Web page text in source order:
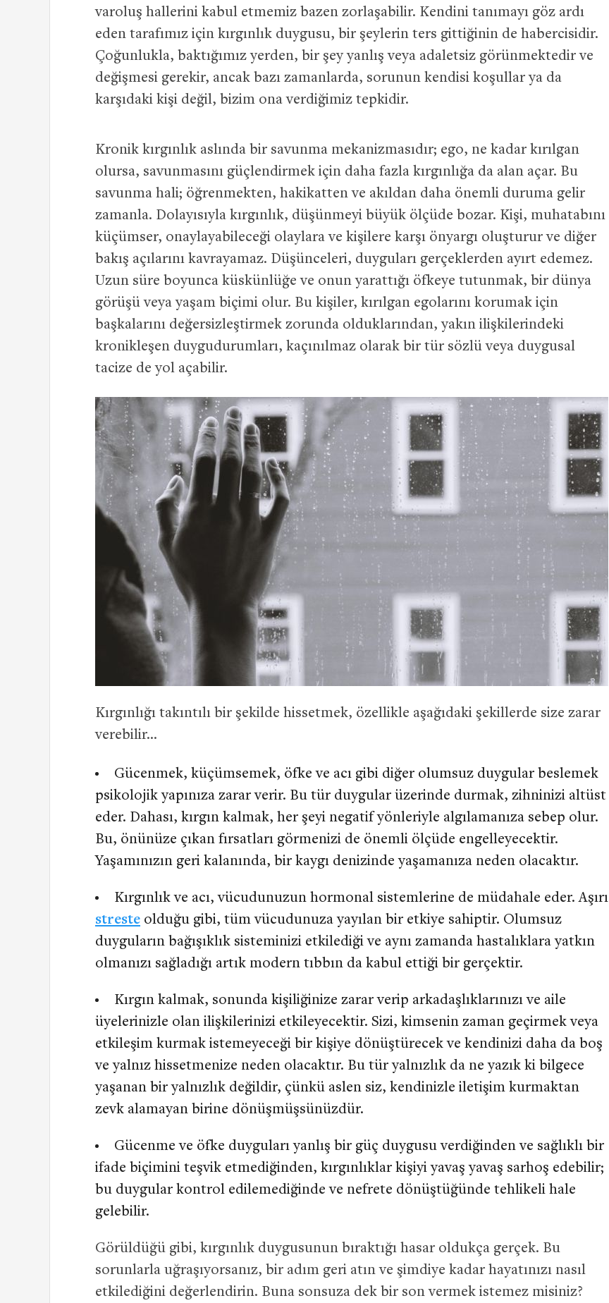
varoluş hallerini kabul etmemiz bazen zorlaşabilir. Kendini tanımayı göz ardı
eden tarafımız için kırgınlık duygusu, bir şeylerin ters gittiğinin de habercisidir.
Çoğunlukla, baktığımız yerden, bir şey yanlış veya adaletsiz görünmektedir ve
değişmesi gerekir, ancak bazı zamanlarda, sorunun kendisi koşullar ya da
karşıdaki kişi değil, bizim ona verdiğimiz tepkidir.
Kronik kırgınlık aslında bir savunma mekanizmasıdır; ego, ne kadar kırılgan
olursa, savunmasını güçlendirmek için daha fazla kırgınlığa da alan açar. Bu
savunma hali; öğrenmekten, hakikatten ve akıldan daha önemli duruma gelir
zamanla. Dolayısıyla kırgınlık, düşünmeyi büyük ölçüde bozar. Kişi, muhatabını
küçümser, onaylayabileceği olaylara ve kişilere karşı önyargı oluşturur ve diğer
bakış açılarını kavrayamaz. Düşünceleri, duyguları gerçeklerden ayırt edemez.
Uzun süre boyunca küskünlüğe ve onun yarattığı öfkeye tutunmak, bir dünya
görüşü veya yaşam biçimi olur. Bu kişiler, kırılgan egolarını korumak için
başkalarını değersizleştirmek zorunda olduklarından, yakın ilişkilerindeki
kronikleşen duygudurumları, kaçınılmaz olarak bir tür sözlü veya duygusal
tacize de yol açabilir.
Kırgınlığı takıntılı bir şekilde hissetmek, özellikle aşağıdaki şekillerde size zarar
verebilir…
Gücenmek, küçümsemek, öfke ve acı gibi diğer olumsuz duygular beslemek
psikolojik yapınıza zarar verir. Bu tür duygular üzerinde durmak, zihninizi altüst
eder. Dahası, kırgın kalmak, her şeyi negatif yönleriyle algılamanıza sebep olur.
Bu, önünüze çıkan fırsatları görmenizi de önemli ölçüde engelleyecektir.
Yaşamınızın geri kalanında, bir kaygı denizinde yaşamanıza neden olacaktır.
Kırgınlık ve acı, vücudunuzun hormonal sistemlerine de müdahale eder. Aşırı
streste olduğu gibi, tüm vücudunuza yayılan bir etkiye sahiptir. Olumsuz
duyguların bağışıklık sisteminizi etkilediği ve aynı zamanda hastalıklara yatkın
olmanızı sağladığı artık modern tıbbın da kabul ettiği bir gerçektir.
Kırgın kalmak, sonunda kişiliğinize zarar verip arkadaşlıklarınızı ve aile
üyelerinizle olan ilişkilerinizi etkileyecektir. Sizi, kimsenin zaman geçirmek veya
etkileşim kurmak istemeyeceği bir kişiye dönüştürecek ve kendinizi daha da boş
ve yalnız hissetmenize neden olacaktır. Bu tür yalnızlık da ne yazık ki bilgece
yaşanan bir yalnızlık değildir, çünkü aslen siz, kendinizle iletişim kurmaktan
zevk alamayan birine dönüşmüşsünüzdür.
Gücenme ve öfke duyguları yanlış bir güç duygusu verdiğinden ve sağlıklı bir
ifade biçimini teşvik etmediğinden, kırgınlıklar kişiyi yavaş yavaş sarhoş edebilir;
bu duygular kontrol edilemediğinde ve nefrete dönüştüğünde tehlikeli hale
gelebilir.
Görüldüğü gibi, kırgınlık duygusunun bıraktığı hasar oldukça gerçek. Bu
sorunlarla uğraşıyorsanız, bir adım geri atın ve şimdiye kadar hayatınızı nasıl
etkilediğini değerlendirin. Buna sonsuza dek bir son vermek istemez misiniz?